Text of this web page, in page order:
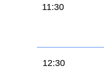
11:30
12:30